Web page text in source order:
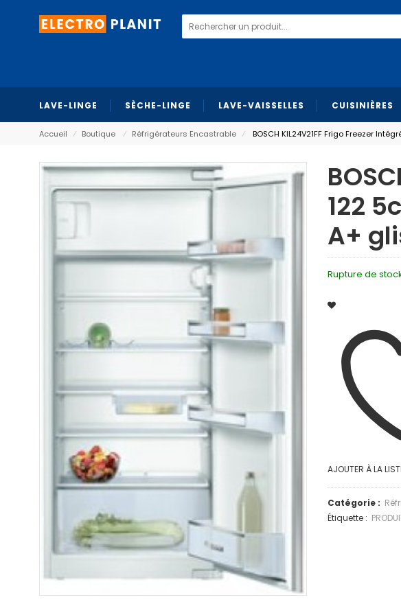
LAVE-LINGE SÈCHE-LINGE LAVE-VAISSELLES CUISINIÈRES
Accueil ⁄ Boutique ⁄ Réfrigérateurs Encastrable ⁄ BOSCH KIL24V21FF Frigo Freezer
122
A+
Rupture de
AJOUTER À LA
Catégorie :
Étiquette :